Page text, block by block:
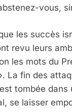
vous,
les succès
revu leurs
les mots du
La fin des
tombée
se laisser